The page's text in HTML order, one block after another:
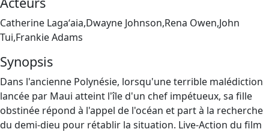
Catherine Lagaʻaia,Dwayne Johnson,Rena Owen,John
Tui,Frankie Adams
Synopsis
Dans l'ancienne Polynésie, lorsqu'une terrible malédiction
lancée par Maui atteint l'île d'un chef impétueux, sa fille
obstinée répond à l'appel de l'océan et part à la recherche
du demi-dieu pour rétablir la situation. Live-Action du film